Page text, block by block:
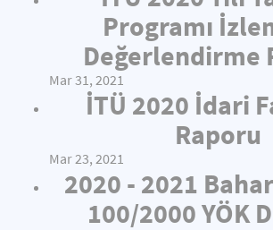
Programı
Değerlendirme
Mar 31, 2021
İTÜ 2020 İdari
Raporu
Mar 23, 2021
2020 - 2021
100/2000 YÖK